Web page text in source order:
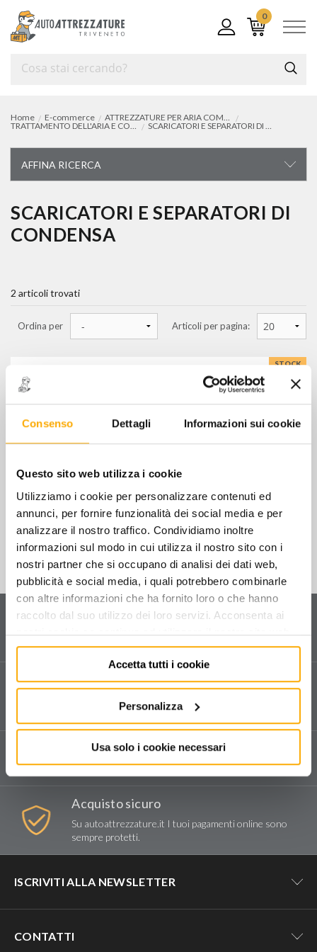
Consenso Dettagli Informazioni sui cookie
Questo sito web utilizza i cookie
Utilizziamo i cookie per personalizzare contenuti ed
annunci, per fornire funzionalità dei social media e per
analizzare il nostro traffico. Condividiamo inoltre
informazioni sul modo in cui utilizza il nostro sito con i
nostri partner che si occupano di analisi dei dati web,
pubblicità e social media, i quali potrebbero combinarle
con altre informazioni che ha fornito loro o che hanno
raccolto dal suo utilizzo dei loro servizi. Acconsenta ai
nostri cookie se continua ad utilizzare il nostro sito web.
Accetta tutti i cookie
Personalizza
Usa solo i cookie necessari
0
Home E-commerce
ATTREZZATURE PER ARIA COMPRESSA
TRATTAMENTO DELL'ARIA E COMPONENTI PER IMPIANTI
SCARICATORI E SEPARATORI DI CONDENSA
AFFINA RICERCA
ATTREZZATURE PER ARIA COMPRESSA
compressori a pistoni
essiccatori
FRIULAIR S.R.L.
SCARICATORI E SEPARATORI DI
CONDENSA
2 articoli trovati
Ordina per Articoli per pagina:
STOCK
SCARICATORE DI CONDENSA
€159,00+ IVA
€ 174,00+ IVA
Servizio clienti
e sui nostri prodotti.
Assistenza tecnica
Vendita e assistenza tecnica dedicata in tutta Italia.
Compila il formper richiedere assistenza.
Spedizioni e reso
Consegna tramite corriere espresso.
Acquisto sicuro
Su autoattrezzature.it I tuoi pagamenti online sono
sempre protetti.
CONTATTI
ISCRIVITI ALLA NEWSLETTER
Resta aggiornato su tutte le novità e